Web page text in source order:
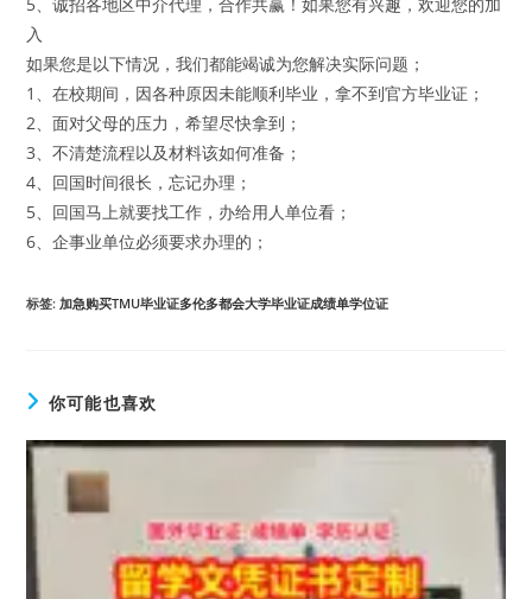
入
如果您是以下情况，我们都能竭诚为您解决实际问题；
1、在校期间，因各种原因未能顺利毕业，拿不到官方毕业证；
2、面对父母的压力，希望尽快拿到；
3、不清楚流程以及材料该如何准备；
4、回国时间很长，忘记办理；
5、回国马上就要找工作，办给用人单位看；
6、企事业单位必须要求办理的；
标签:加急购买TMU毕业证多伦多都会大学毕业证成绩单学位证
你可能也喜欢